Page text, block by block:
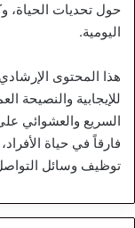
حول تحديات الحياة،
اليومية.
هذا المحتوى
للإيجابية والنصيحة
السريع والعشوائي
فارقاً في حياة
توظيف وسائل